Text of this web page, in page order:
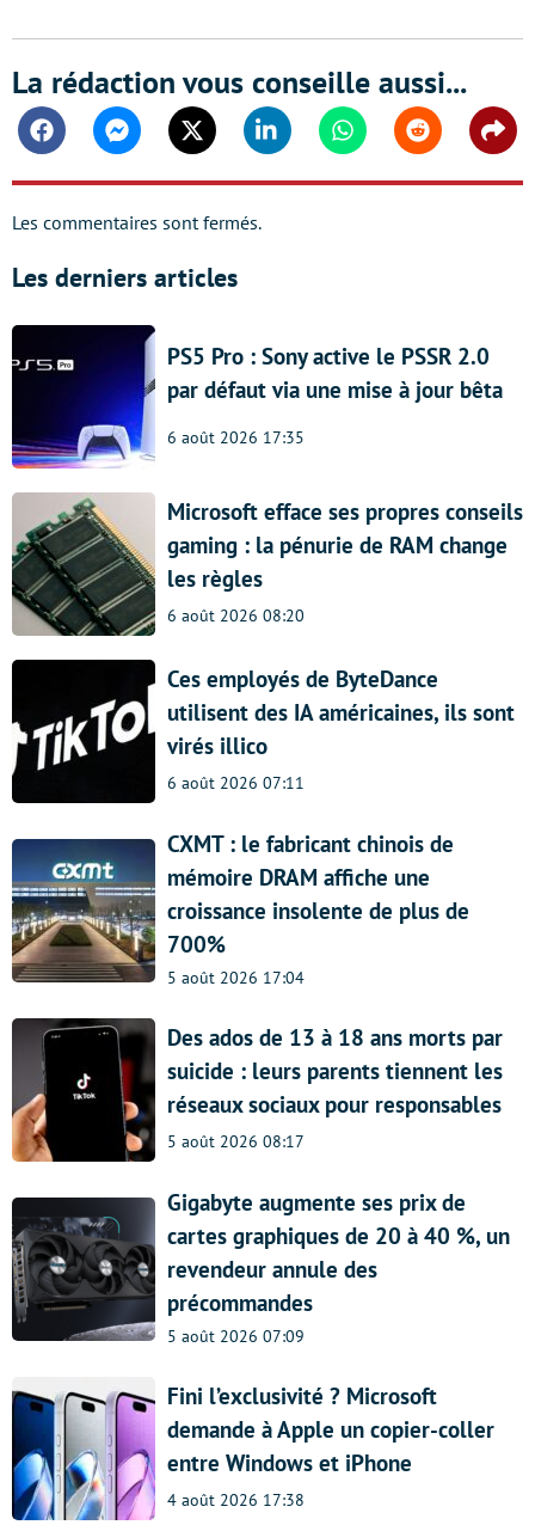
La rédaction vous conseille aussi...
FacebookMessengerTwitter Linkedin WhatsappReddit
Les commentaires sont fermés.
Les derniers articles
PS5 Pro : Sony active le PSSR 2.0
par défaut via une mise à jour bêta
6 août 2026 17:35
Microsoft efface ses propres conseils
gaming : la pénurie de RAM change
les règles
6 août 2026 08:20
Ces employés de ByteDance
utilisent des IA américaines, ils sont
virés illico
6 août 2026 07:11
CXMT : le fabricant chinois de
mémoire DRAM affiche une
croissance insolente de plus de
700%
5 août 2026 17:04
Des ados de 13 à 18 ans morts par
suicide : leurs parents tiennent les
réseaux sociaux pour responsables
5 août 2026 08:17
Gigabyte augmente ses prix de
cartes graphiques de 20 à 40 %, un
revendeur annule des
précommandes
5 août 2026 07:09
Fini l’exclusivité ? Microsoft
demande à Apple un copier-coller
entre Windows et iPhone
4 août 2026 17:38